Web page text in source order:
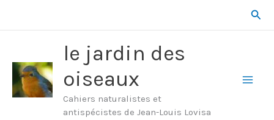
au
le jardin des
oiseaux
Cahiers naturalistes et
antispécistes de Jean-Louis Lovisa